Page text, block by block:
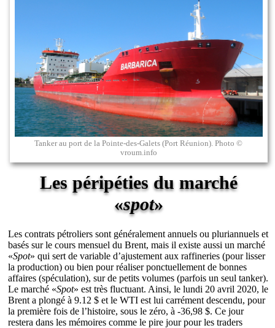
Tanker au port de la Pointe-des-Galets (Port Réunion). Photo ©
vroum.info
Les péripéties du marché
«spot»
Les contrats pétroliers sont généralement annuels ou pluriannuels et
basés sur le cours mensuel du Brent, mais il existe aussi un marché
«Spot» qui sert de variable d’ajustement aux raffineries (pour lisser
la production) ou bien pour réaliser ponctuellement de bonnes
affaires (spéculation), sur de petits volumes (parfois un seul tanker).
Le marché «Spot» est très fluctuant. Ainsi, le lundi 20 avril 2020, le
Brent a plongé à 9.12 $ et le WTI est lui carrément descendu, pour
la première fois de l’histoire, sous le zéro, à -36,98 $. Ce jour
restera dans les mémoires comme le pire jour pour les traders